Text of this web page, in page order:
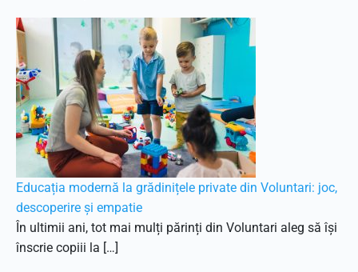
Educația modernă la grădinițele private din Voluntari: joc,
descoperire și empatie
În ultimii ani, tot mai mulți părinți din Voluntari aleg să își
înscrie copiii la […]